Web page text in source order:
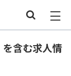
含む求人情